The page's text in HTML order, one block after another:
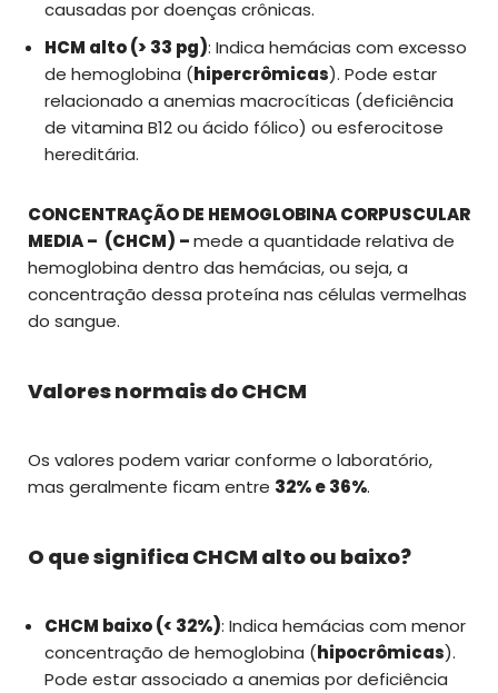
causadas por doenças crônicas.
HCM alto (> 33 pg): Indica hemácias com excesso
de hemoglobina (hipercrômicas). Pode estar
relacionado a anemias macrocíticas (deficiência
de vitamina B12 ou ácido fólico) ou esferocitose
hereditária.
CONCENTRAÇÃO DE HEMOGLOBINA CORPUSCULAR
MEDIA – (CHCM) –mede a quantidade relativa de
hemoglobina dentro das hemácias, ou seja, a
concentração dessa proteína nas células vermelhas
do sangue.
Valores normais do CHCM
Os valores podem variar conforme o laboratório,
mas geralmente ficam entre 32% e 36%.
O que significa CHCM alto ou baixo?
CHCM baixo (< 32%): Indica hemácias com menor
concentração de hemoglobina (hipocrômicas).
Pode estar associado a anemias por deficiência